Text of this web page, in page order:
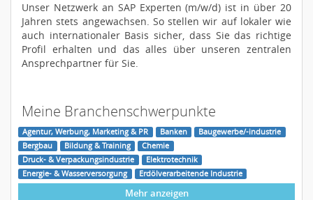
Unser Netzwerk an SAP Experten (m/w/d) ist in über 20
Jahren stets angewachsen. So stellen wir auf lokaler wie
auch internationaler Basis sicher, dass Sie das richtige
Profil erhalten und das alles über unseren zentralen
Ansprechpartner für Sie.
Meine Branchenschwerpunkte
Agentur, Werbung, Marketing & PR Banken
Baugewerbe/-industrie
Bergbau
Bildung & Training
Chemie
Druck- & Verpackungsindustrie
Elektrotechnik
Energie- & Wasserversorgung
Erdölverarbeitende Industrie
Mehr anzeigen